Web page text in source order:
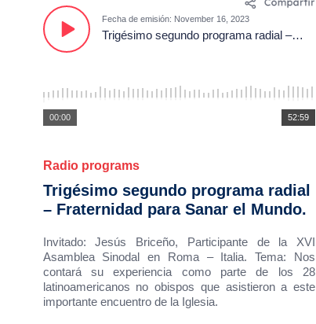
Fecha de emisión: November 16, 2023
Trigésimo segundo programa radial – Fraternidad para Sanar el Mundo.
52:59
00:00
Radio programs
Trigésimo segundo programa radial
– Fraternidad para Sanar el Mundo.
Invitado: Jesús Briceño, Participante de la XVI
Asamblea Sinodal en Roma – Italia. Tema: Nos
contará su experiencia como parte de los 28
latinoamericanos no obispos que asistieron a este
importante encuentro de la Iglesia.